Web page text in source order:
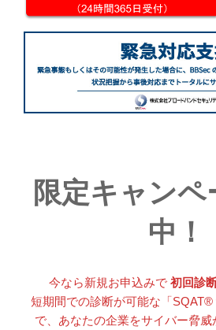
限定キャンペ
中！
今なら新規お申込みで 初回診
短期間での診断が可能な「SQAT®
で、あなたの企業をサイバー脅威